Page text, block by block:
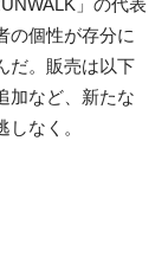
」の代表
の個性が存分に
だ。販売は以下
加など、新たな
なく。